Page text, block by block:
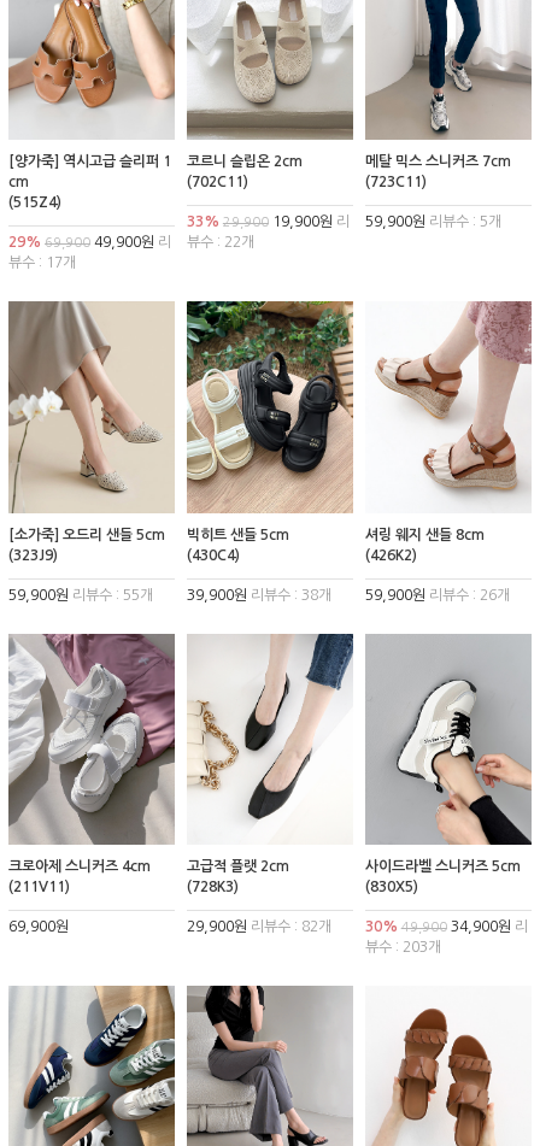
[양가죽] 역시고급 슬리퍼 1
cm
(515Z4)
29% 69,900 49,900원 리
뷰수 : 17개
코르니 슬립온 2cm
(702C11)
33% 29,90019,900원 리
뷰수 : 22개
메탈 믹스 스니커즈 7cm
(723C11)
59,900원 리뷰수 : 5개
[소가죽] 오드리 샌들 5cm
(323J9)
59,900원 리뷰수 : 55개
빅히트 샌들 5cm
(430C4)
39,900원 리뷰수 : 38개
셔링 웨지 샌들 8cm
(426K2)
59,900원 리뷰수 : 26개
크로아제 스니커즈 4cm
(211V11)
69,900원
고급적 플랫 2cm
(728K3)
29,900원 리뷰수 : 82개
사이드라벨 스니커즈 5cm
(830X5)
30% 49,90034,900원 리
뷰수 : 203개